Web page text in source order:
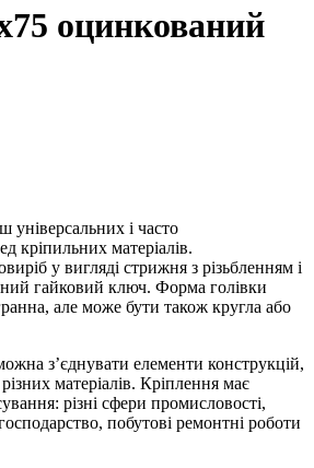
оцинкований
універсальних і часто
кріпильних матеріалів.
у вигляді стрижня з різьбленням і
гайковий ключ. Форма голівки
але може бути також кругла або
з’єднувати елементи конструкцій,
матеріалів. Кріплення має
різні сфери промисловості,
побутові ремонтні роботи